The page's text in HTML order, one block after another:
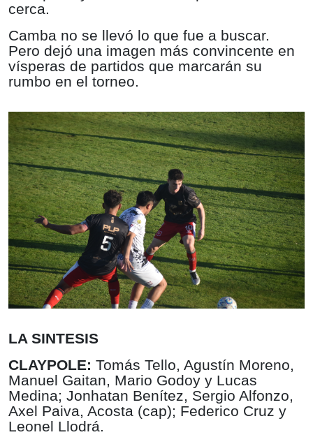
cerca.
Camba no se llevó lo que fue a buscar.
Pero dejó una imagen más convincente en
vísperas de partidos que marcarán su
rumbo en el torneo.
LA SINTESIS
CLAYPOLE: Tomás Tello, Agustín Moreno,
Manuel Gaitan, Mario Godoy y Lucas
Medina; Jonhatan Benítez, Sergio Alfonzo,
Axel Paiva, Acosta (cap); Federico Cruz y
Leonel Llodrá.